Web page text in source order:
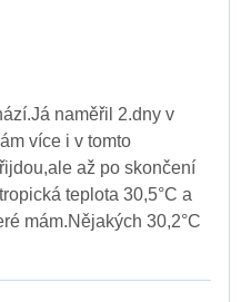
naměřil 2.dny v
více i v tomto
až po skončení
teplota 30,5°C a
mám.Nějakých 30,2°C